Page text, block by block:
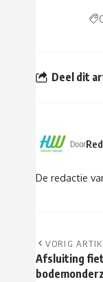
Deel dit
Door
De redactie
VORIG
Afsluiting